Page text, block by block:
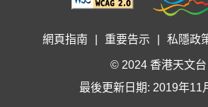
網頁指南 重要告示 私隱政
© 2024 香港天文台
最後更新日期: 2019年11